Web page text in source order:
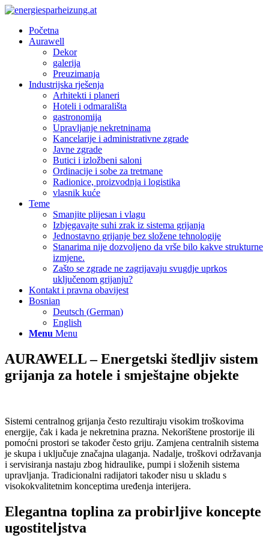
Početna
Aurawell
Dekor
galerija
Preuzimanja
Industrijska rješenja
Arhitekti i planeri
Hoteli i odmarališta
gastronomija
Upravljanje nekretninama
Kancelarije i administrativne zgrade
Javne zgrade
Butici i izložbeni saloni
Ordinacije i sobe za tretmane
Radionice, proizvodnja i logistika
vlasnik kuće
Teme
Smanjite plijesan i vlagu
Izbjegavajte suhi zrak iz sistema grijanja
Jednostavno grijanje bez složene tehnologije
Stanarima nije dozvoljeno da vrše bilo kakve strukturne
izmjene.
Zašto se zgrade ne zagrijavaju svugdje uprkos
uključenom grijanju?
Kontakt i pravna obavijest
Bosnian
Deutsch (German)
English
Menu Menu
AURAWELL – Energetski štedljiv sistem
grijanja za hotele i smještajne objekte
Sistemi centralnog grijanja često rezultiraju visokim troškovima
energije, čak i kada je nekretnina prazna. Nekorištene prostorije ili
pomoćni prostori se također često griju. Zamjena centralnih sistema
je skupa i uključuje značajna ulaganja. Nadalje, troškovi održavanja
i servisiranja nastaju zbog hidraulike, pumpi i složenih sistema
upravljanja. Tradicionalni radijatori također nisu u skladu s
visokokvalitetnim konceptima uređenja interijera.
Elegantna toplina za probirljive koncepte
ugostiteljstva